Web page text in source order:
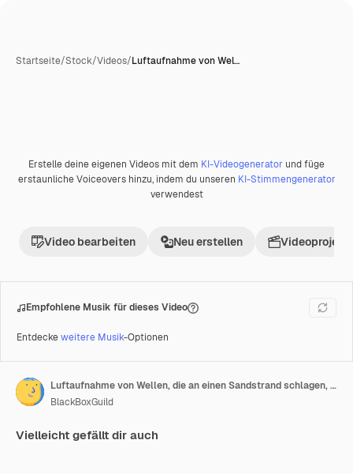
Startseite/Stock/Videos/Luftaufnahme von Wel…
Premium
Erstelle deine eigenen Videos mit dem KI-Videogenerator und füge
erstaunliche Voiceovers hinzu, indem du unseren KI-Stimmengenerator
verwendest
Video bearbeiten Neu erstellen Videoprojekt
Empfohlene Musik für dieses Video
Entdeckeweitere Musik-Optionen
Luftaufnahme von Wellen, die an einen Sandstrand schlagen, während eine Person am Ufer steht
BlackBoxGuild
Vielleicht gefällt dir auch